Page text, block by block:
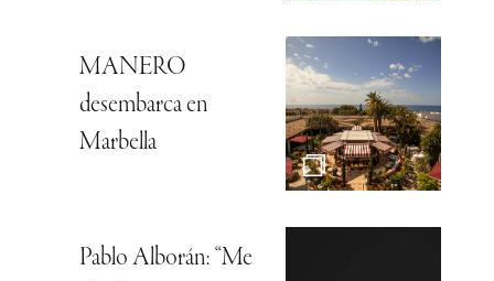
MANERO
desembarca en
Marbella
Pablo Alborán: “Me